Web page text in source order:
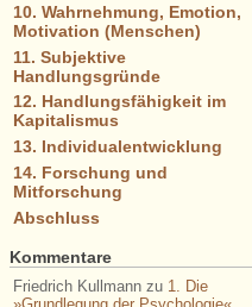
10. Wahrnehmung, Emotion,
Motivation (Menschen)
11. Subjektive
Handlungsgründe
12. Handlungsfähigkeit im
Kapitalismus
13. Individualentwicklung
14. Forschung und
Mitforschung
Abschluss
Kommentare
Friedrich Kullmannzu 1. Die